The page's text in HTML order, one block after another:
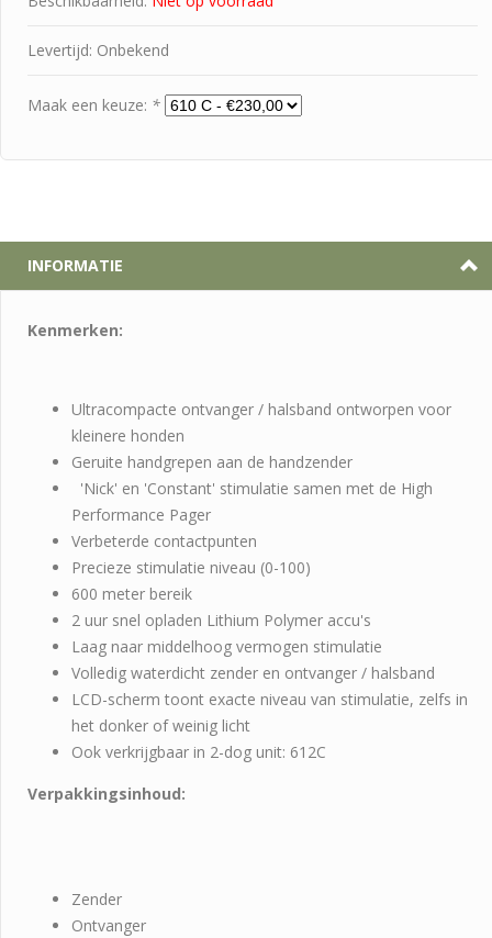
Levertijd: Onbekend
Maak een keuze: *
INFORMATIE
Kenmerken:
Ultracompacte ontvanger / halsband ontworpen voor
kleinere honden
Geruite handgrepen aan de handzender
'Nick' en 'Constant' stimulatie samen met de High
Performance Pager
Verbeterde contactpunten
Precieze stimulatie niveau (0-100)
600 meter bereik
2 uur snel opladen Lithium Polymer accu's
Laag naar middelhoog vermogen stimulatie
Volledig waterdicht zender en ontvanger / halsband
LCD-scherm toont exacte niveau van stimulatie, zelfs in
het donker of weinig licht
Ook verkrijgbaar in 2-dog unit: 612C
Verpakkingsinhoud:
Zender
Ontvanger